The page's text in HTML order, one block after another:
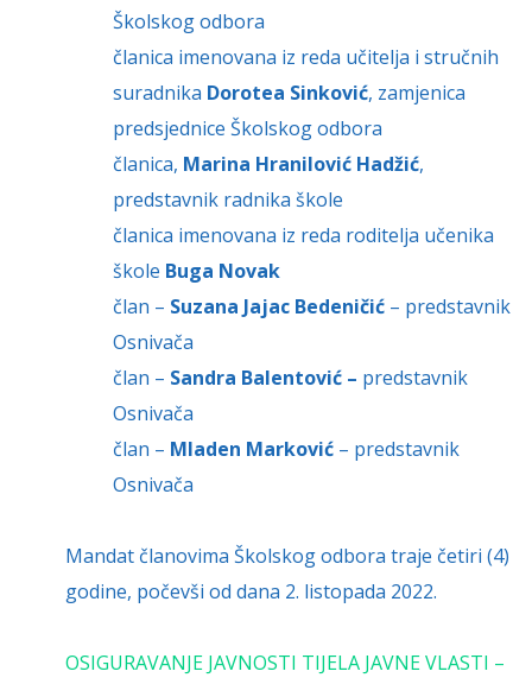
Školskog odbora
članica imenovana iz reda učitelja i stručnih
suradnika Dorotea Sinković, zamjenica
predsjednice Školskog odbora
članica, Marina Hranilović Hadžić,
predstavnik radnika škole
članica imenovana iz reda roditelja učenika
škole Buga Novak
član – Suzana Jajac Bedeničić – predstavnik
Osnivača
član – Sandra Balentović – predstavnik
Osnivača
član – Mladen Marković – predstavnik
Osnivača
Mandat članovima Školskog odbora traje četiri (4)
godine, počevši od dana 2. listopada 2022.
OSIGURAVANJE JAVNOSTI TIJELA JAVNE VLASTI –